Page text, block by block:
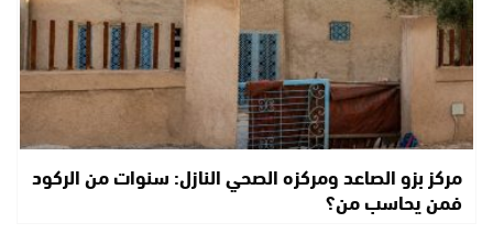
مركز بزو الصاعد ومركزه الصحي النازل: سنوات من الركود
فمن يحاسب من؟